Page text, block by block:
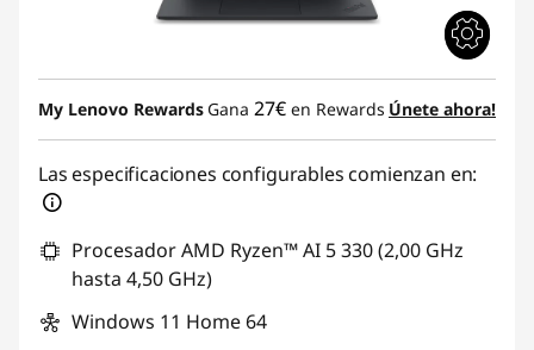
My Lenovo Rewards Gana 27€ en Rewards Únete ahora!
Las especificaciones configurables comienzan en:
Procesador AMD Ryzen™ AI 5 330 (2,00 GHz
hasta 4,50 GHz)
Windows 11 Home 64